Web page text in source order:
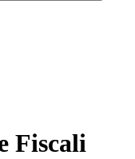
Fiscali